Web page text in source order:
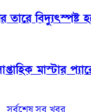
তারে বিদ্যুৎস্পষ্ট
মাস্টার